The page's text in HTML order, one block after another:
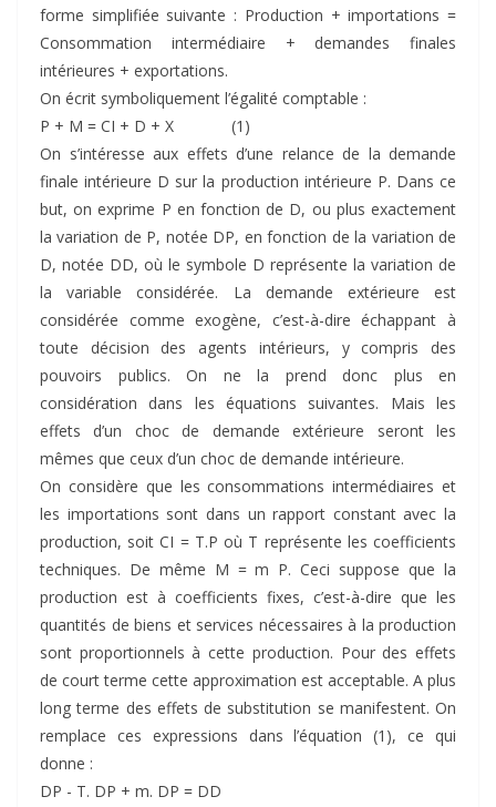
forme simplifiée suivante : Production + importations =
Consommation intermédiaire + demandes finales
intérieures + exportations.
On écrit symboliquement l’égalité comptable :
P + M = CI + D + X (1)
On s’intéresse aux effets d’une relance de la demande
finale intérieure D sur la production intérieure P. Dans ce
but, on exprime P en fonction de D, ou plus exactement
la variation de P, notée DP, en fonction de la variation de
D, notée DD, où le symbole D représente la variation de
la variable considérée. La demande extérieure est
considérée comme exogène, c’est-à-dire échappant à
toute décision des agents intérieurs, y compris des
pouvoirs publics. On ne la prend donc plus en
considération dans les équations suivantes. Mais les
effets d’un choc de demande extérieure seront les
mêmes que ceux d’un choc de demande intérieure.
On considère que les consommations intermédiaires et
les importations sont dans un rapport constant avec la
production, soit CI = T.P où T représente les coefficients
techniques. De même M = m P. Ceci suppose que la
production est à coefficients fixes, c’est-à-dire que les
quantités de biens et services nécessaires à la production
sont proportionnels à cette production. Pour des effets
de court terme cette approximation est acceptable. A plus
long terme des effets de substitution se manifestent. On
remplace ces expressions dans l’équation (1), ce qui
donne :
DP - T. DP + m. DP = DD